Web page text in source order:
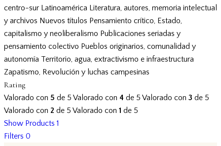
centro-sur Latinoamérica Literatura, autores, memoria intelectual
y archivos Nuevos títulos Pensamiento crítico, Estado,
capitalismo y neoliberalismo Publicaciones seriadas y
pensamiento colectivo Pueblos originarios, comunalidad y
autonomía Territorio, agua, extractivismo e infraestructura
Zapatismo, Revolución y luchas campesinas
Rating
Valorado con 5 de 5 Valorado con 4 de 5 Valorado con 3 de 5
Valorado con 2 de 5 Valorado con 1 de 5
Show Products 1
Filters 0